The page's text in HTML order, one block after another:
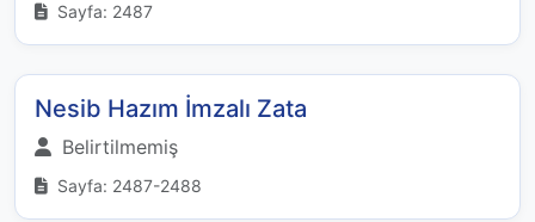
Sayfa: 2487
Nesib Hazım İmzalı Zata
Belirtilmemiş
Sayfa: 2487-2488